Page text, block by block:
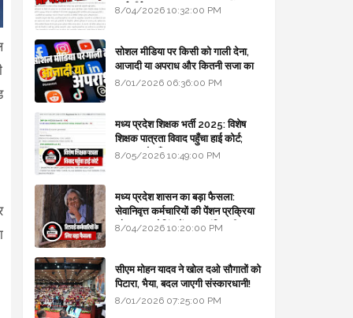
मार्गदर्शिका
8/04/2026 10:32:00 PM
सोशल मीडिया पर किसी को गाली देना,
आजादी या अपराध और कितनी सजा का
प्रावधान - free legal advice
8/01/2026 06:36:00 PM
मध्य प्रदेश शिक्षक भर्ती 2025: विशेष
शिक्षक पात्रता विवाद पहुँचा हाई कोर्ट;
सरकार से माँगा जवाब
8/05/2026 10:49:00 PM
मध्य प्रदेश शासन का बड़ा फैसला:
सेवानिवृत्त कर्मचारियों की पेंशन प्रक्रिया
और बजट कोडिंग में हुए क्रांतिकारी
8/04/2026 10:20:00 PM
सीएम मोहन यादव ने खोल दओ सौगातों को
पिटारा, भैया, बदल जाएगी संस्कारधानी!
8/01/2026 07:25:00 PM